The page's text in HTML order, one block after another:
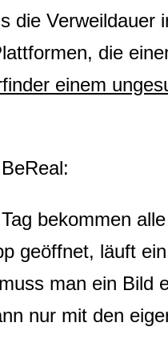
die Verweildauer
die
einem
bekommen
geöffnet, läuft
man ein Bild
nur mit den